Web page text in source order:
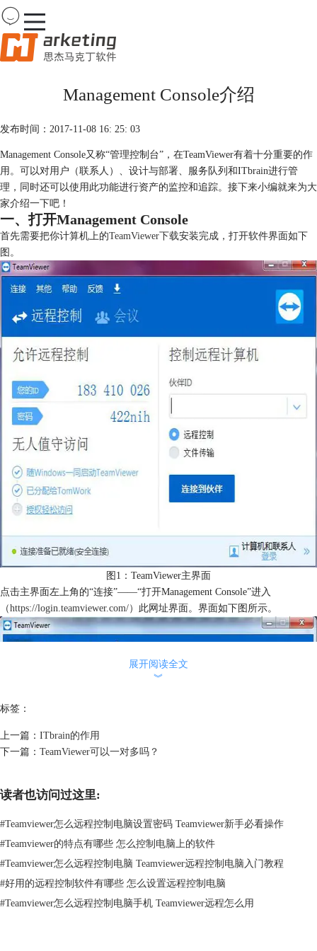
下载
购买
案例
服务
Management Console介绍
发布时间：2017-11-08 16: 25: 03
Management Console又称“管理控制台”，在TeamViewer有着十分重要的作
用。可以对用户（联系人）、设计与部署、服务队列和ITbrain进行管
理，同时还可以使用此功能进行资产的监控和追踪。接下来小编就来为大
家介绍一下吧！
一、打开Management Console
首先需要把你计算机上的TeamViewer下载安装完成，打开软件界面如下
图。
图1：TeamViewer主界面
点击主界面左上角的“连接”——“打开Management Console”进入
（https://login.teamviewer.com/） 此网址界面。界面如下图所示。
展开阅读全文
︾
标签：
上一篇： ITbrain的作用
下一篇： TeamViewer可以一对多吗？
读者也访问过这里:
#Teamviewer怎么远程控制电脑设置密码 Teamviewer新手必看操作
#Teamviewer的特点有哪些 怎么控制电脑上的软件
#Teamviewer怎么远程控制电脑 Teamviewer远程控制电脑入门教程
#好用的远程控制软件有哪些 怎么设置远程控制电脑
#Teamviewer怎么远程控制电脑手机 Teamviewer远程怎么用